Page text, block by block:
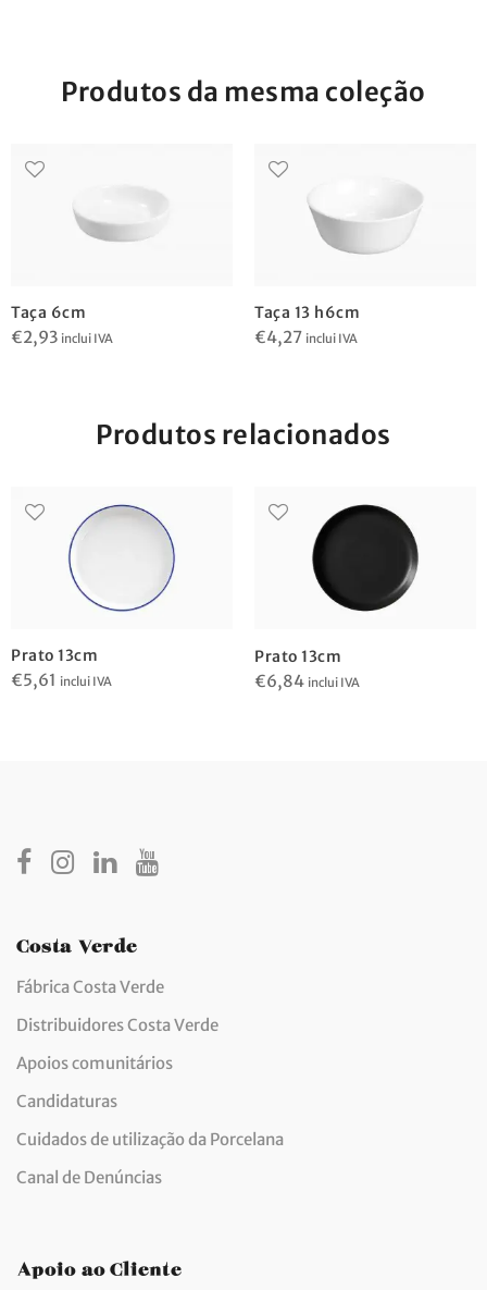
Produtos da mesma coleção
Taça 6cm
€2,93 inclui IVA
Taça 13 h6cm
€4,27 inclui IVA
Produtos relacionados
Prato 13cm
€5,61 inclui IVA
Prato 13cm
€6,84 inclui IVA
Costa Verde
Fábrica Costa Verde
Distribuidores Costa Verde
Apoios comunitários
Candidaturas
Cuidados de utilização da Porcelana
Canal de Denúncias
Apoio ao Cliente